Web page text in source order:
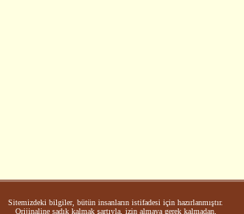
Sitemizdeki bilgiler, bütün insanların istifadesi için hazırlanmıştır.
Orijinaline sadık kalmak şartıyla, izin almaya gerek kalmadan,